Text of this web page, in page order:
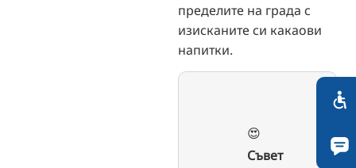
пределите на града с
изисканите си какаови
напитки.
😍
Съвет